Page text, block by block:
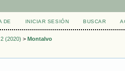
DE INICIAR SESIÓN BUSCAR
(2020) > Montalvo